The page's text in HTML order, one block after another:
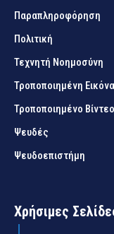
Παραπληροφόρηση
Πολιτική
Τεχνητή Νοημοσύνη
Τροποποιημένη Εικόνα
Τροποποιημένο Βίντεο
Ψευδές
Ψευδοεπιστήμη
Χρήσιμες